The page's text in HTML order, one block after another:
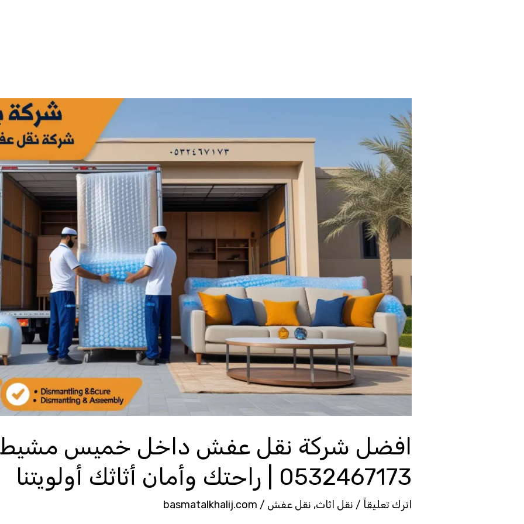
افضل شركة نقل عفش داخل خميس
0532467173 | راحتك وأمان أثاثك أولويتنا
اترك تعليقاً / نقل اثاث, نقل عفش /
basmatalkhalij.com
شركة
نقل
عفش
داخل
خميس
مشيط
0532467173
|
راحتك
وأمان
أثاثك
أولويتنا